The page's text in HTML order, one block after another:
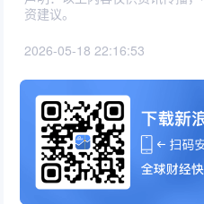
资建议。
2026-05-18 22:16:53